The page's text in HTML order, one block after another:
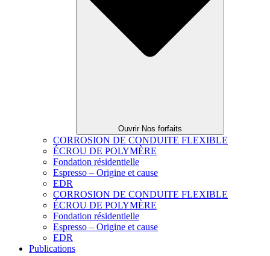
Ouvrir Nos forfaits
CORROSION DE CONDUITE FLEXIBLE
ÉCROU DE POLYMÈRE
Fondation résidentielle
Espresso – Origine et cause
EDR
CORROSION DE CONDUITE FLEXIBLE
ÉCROU DE POLYMÈRE
Fondation résidentielle
Espresso – Origine et cause
EDR
Publications